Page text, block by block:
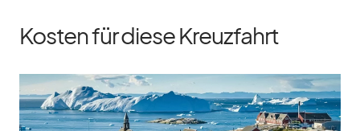
Kosten für diese Kreuzfahrt